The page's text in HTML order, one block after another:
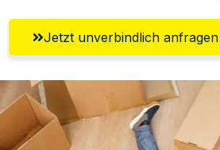
Jetzt unverbindlich anfragen